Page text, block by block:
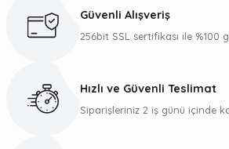
Ürün bilgilerinde hatalar bulunuyor.
Güvenli Alışveriş
256bit SSL sertifikası ile %100
Hızlı ve Güvenli Teslimat
Siparişleriniz 2 iş günü içinde